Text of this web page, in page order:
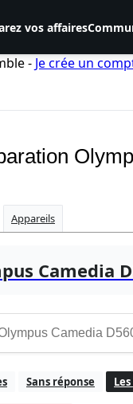
vos affaires
- Je crée un
Appareils
Camedia
Sans réponse